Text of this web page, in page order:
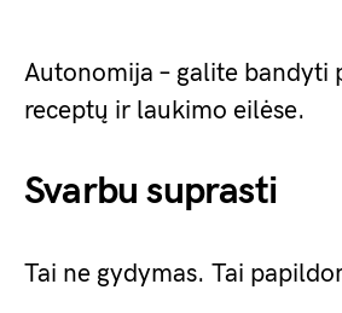
Autonomija – galite bandyti
receptų ir laukimo eilėse.
Svarbu suprasti
Tai ne gydymas. Tai